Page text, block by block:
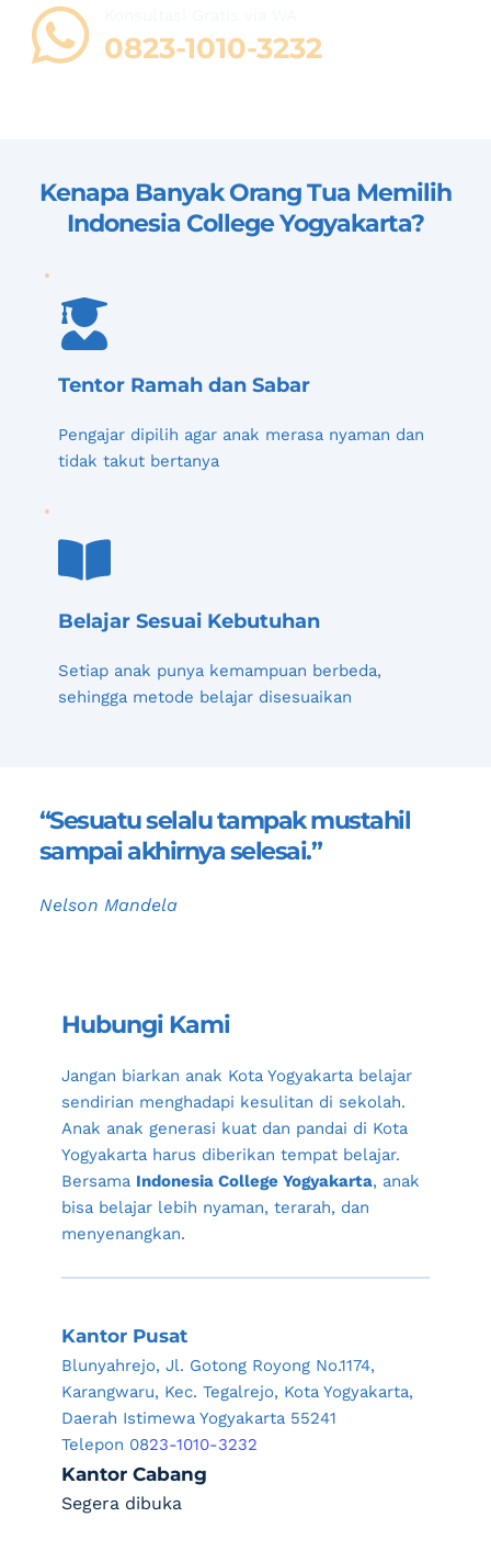
0823-1010-3232
Kenapa Banyak Orang Tua Memilih
Indonesia College Yogyakarta?
Tentor Ramah dan Sabar
Pengajar dipilih agar anak merasa nyaman dan
tidak takut bertanya
Belajar Sesuai Kebutuhan
Setiap anak punya kemampuan berbeda,
sehingga metode belajar disesuaikan
“Sesuatu selalu tampak mustahil
sampai akhirnya selesai.”
Nelson Mandela
Hubungi Kami
Jangan biarkan anak Kota Yogyakarta belajar
sendirian menghadapi kesulitan di sekolah.
Anak anak generasi kuat dan pandai di Kota
Yogyakarta harus diberikan tempat belajar.
Bersama Indonesia College Yogyakarta, anak
bisa belajar lebih nyaman, terarah, dan
menyenangkan.
Kantor Pusat
Blunyahrejo, Jl. Gotong Royong No.1174,
Karangwaru, Kec. Tegalrejo, Kota Yogyakarta,
Daerah Istimewa Yogyakarta 55241
Telepon 0823-1010-3232
Kantor Cabang
Segera dibuka